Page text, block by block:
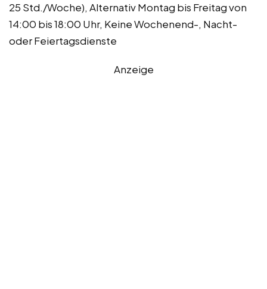
25 Std./Woche), Alternativ Montag bis Freitag von
14:00 bis 18:00 Uhr, Keine Wochenend-, Nacht-
oder Feiertagsdienste
Anzeige